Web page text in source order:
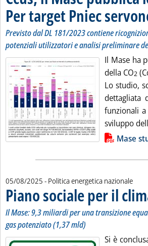
Per target Pniec
Previsto dal DL 181/2023 contiene
potenziali utilizzatori e analisi preliminare
Il Mase ha
della CO2
Lo studio,
dettagliata
funzionali
sviluppo
Lista allegati PDF alla notizia
Mase
05/08/2025 - Politica energetica nazionale
Piano sociale per il
Il Mase: 9,3 miliardi per una transizione
gas potenziato (1,37 mld)
Si è